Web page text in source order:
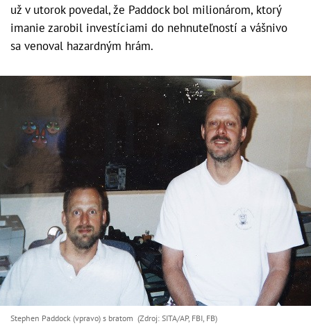
už v utorok povedal, že Paddock bol milionárom, ktorý
imanie zarobil investíciami do nehnuteľností a vášnivo
sa venoval hazardným hrám.
Stephen Paddock (vpravo) s bratom (Zdroj: SITA/AP, FBI, FB)